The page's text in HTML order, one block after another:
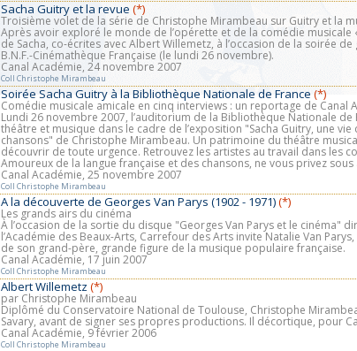
Sacha Guitry et la revue (*)
Troisième volet de la série de Christophe Mirambeau sur Guitry et la
Après avoir exploré le monde de l’opérette et de la comédie musicale
de Sacha, co-écrites avec Albert Willemetz, à l’occasion de la soirée
B.N.F.-Cinémathèque Française (le lundi 26 novembre).
Canal Académie, 24 novembre 2007
Coll Christophe Mirambeau
Soirée Sacha Guitry à la Bibliothèque Nationale de France (*)
Comédie musicale amicale en cinq interviews : un reportage de Canal
Lundi 26 novembre 2007, l’auditorium de la Bibliothèque Nationale
théâtre et musique dans le cadre de l’exposition "Sacha Guitry, une
chansons" de Christophe Mirambeau. Un patrimoine du théâtre
découvrir de toute urgence. Retrouvez les artistes au travail dans les
Amoureux de la langue française et des chansons, ne vous privez
Canal Académie, 25 novembre 2007
Coll Christophe Mirambeau
A la découverte de Georges Van Parys (1902 - 1971)(*)
Les grands airs du cinéma
À l’occasion de la sortie du disque "Georges Van Parys et le
l’Académie des Beaux-Arts, Carrefour des Arts invite Natalie Van
de son grand-père, grande figure de la musique populaire française.
Canal Académie, 17 juin 2007
Coll Christophe Mirambeau
Albert Willemetz (*)
par Christophe Mirambeau
Diplômé du Conservatoire National de Toulouse, Christophe
Savary, avant de signer ses propres productions. Il décortique, pour
Canal Académie, 9 février 2006
Coll Christophe Mirambeau